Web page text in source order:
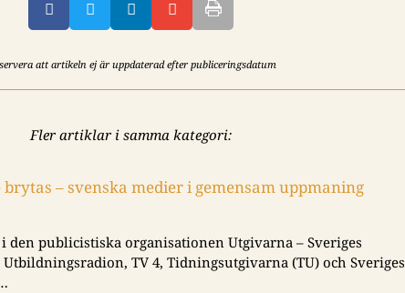
   
att artikeln ej är uppdaterad efter publiceringsdatum
Fler artiklar i samma kategori:
– svenska medier i gemensam uppmaning
den publicistiska organisationen Utgivarna – Sveriges
TV 4, Tidningsutgivarna (TU) och Sveriges